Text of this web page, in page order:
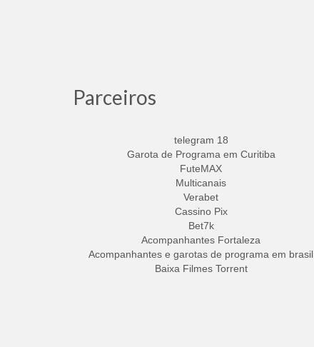
Parceiros
telegram 18
Garota de Programa em Curitiba
FuteMAX
Multicanais
Verabet
Cassino Pix
Bet7k
Acompanhantes Fortaleza
Acompanhantes e garotas de programa em brasil
Baixa Filmes Torrent